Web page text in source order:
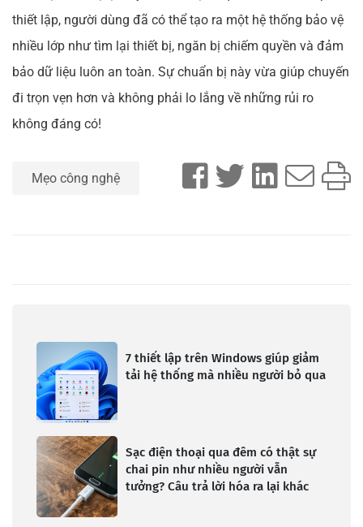
thiết lập, người dùng đã có thể tạo ra một hệ thống bảo vệ
nhiều lớp như tìm lại thiết bị, ngăn bị chiếm quyền và đảm
bảo dữ liệu luôn an toàn. Sự chuẩn bị này vừa giúp chuyến
đi trọn vẹn hơn và không phải lo lắng về những rủi ro
không đáng có!
Mẹo công nghệ
7 thiết lập trên Windows giúp giảm
tải hệ thống mà nhiều người bỏ qua
Sạc điện thoại qua đêm có thật sự
chai pin như nhiều người vẫn
tưởng? Câu trả lời hóa ra lại khác